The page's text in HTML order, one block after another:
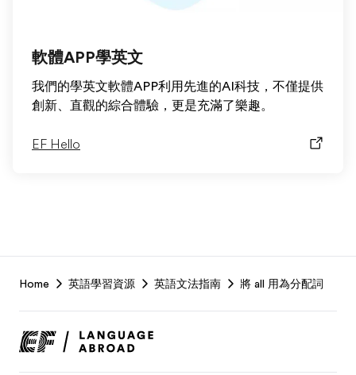
軟體APP學英文
我們的學英文軟體APP利用先進的AI科技，不僅提供
創新、直觀的綜合體驗，更是充滿了樂趣。
EF Hello
Footer
Home 英語學習資源 英語文法指南 將 all 用為分配詞